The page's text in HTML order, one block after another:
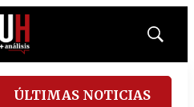
Mostrar
ÚLTIMAS NOTICIAS